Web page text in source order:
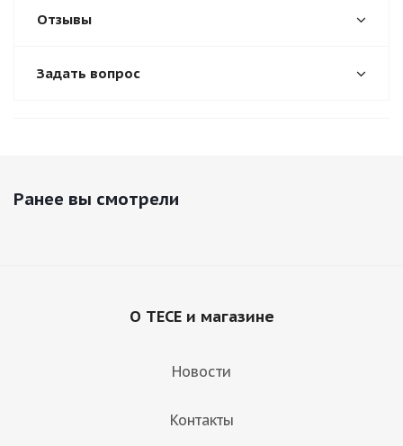
Отзывы
Задать вопрос
Ранее вы смотрели
О TECE и магазине
Новости
Контакты